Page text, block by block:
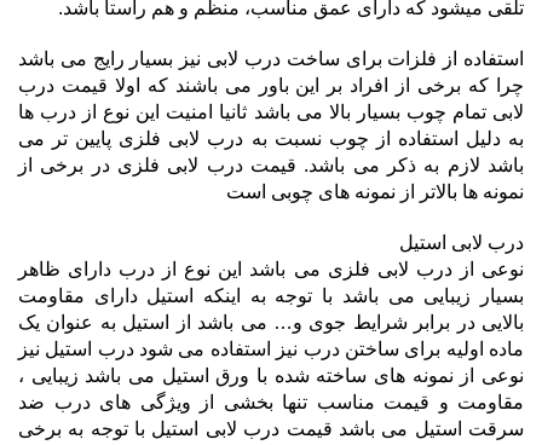
تلقی میشود که دارای عمق مناسب، منظم و هم راستا باشد.
استفاده از فلزات برای ساخت درب لابی نیز بسیار رایج می باشد
چرا که برخی از افراد بر این باور می باشند که اولا قیمت درب
لابی تمام چوب بسیار بالا می باشد ثانیا امنیت این نوع از درب ها
به دلیل استفاده از چوب نسبت به درب لابی فلزی پایین تر می
باشد لازم به ذکر می باشد. قیمت درب لابی فلزی در برخی از
نمونه ها بالاتر از نمونه های چوبی است
درب لابی استیل
نوعی از درب لابی فلزی می باشد این نوع از درب دارای ظاهر
بسیار زیبایی می باشد با توجه به اینکه استیل دارای مقاومت
بالایی در برابر شرایط جوی و… می باشد از استیل به عنوان یک
ماده اولیه برای ساختن درب نیز استفاده می شود درب استیل نیز
نوعی از نمونه های ساخته شده با ورق استیل می باشد زیبایی ،
مقاومت و قیمت مناسب تنها بخشی از ویژگی های درب ضد
سرقت استیل می باشد قیمت درب لابی استیل با توجه به برخی